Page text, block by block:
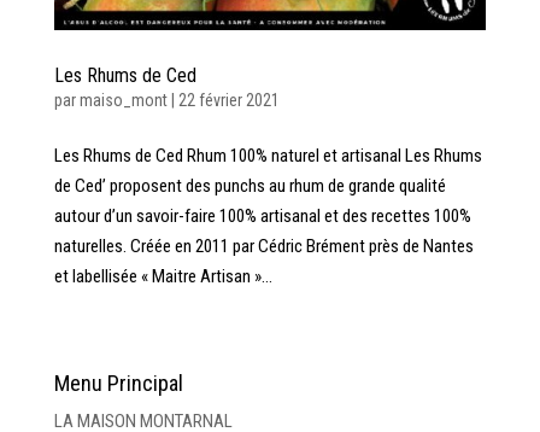
Les Rhums de Ced
parmaiso_mont| 22 février 2021
Les Rhums de Ced Rhum 100% naturel et artisanal Les Rhums
de Ced’ proposent des punchs au rhum de grande qualité
autour d’un savoir-faire 100% artisanal et des recettes 100%
naturelles. Créée en 2011 par Cédric Brément près de Nantes
et labellisée « Maitre Artisan »...
Menu Principal
LA MAISON MONTARNAL